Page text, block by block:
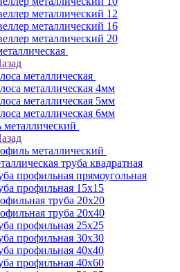
металлический 12
металлический 16
металлический 20
металлическая
металлическая 4мм
металлическая 5мм
металлическая 6мм
металлический
труба квадратная
профильная прямоугольная
профильная 15х15
труба 20х20
труба 20х40
профильная 25х25
профильная 30x30
профильная 40х40
профильная 40х60